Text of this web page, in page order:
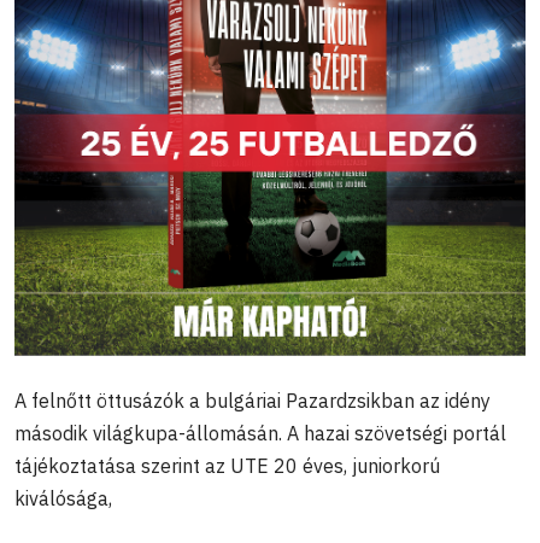
A felnőtt öttusázók a bulgáriai Pazardzsikban az idény
második világkupa-állomásán. A hazai szövetségi portál
tájékoztatása szerint az UTE 20 éves, juniorkorú
kiválósága,